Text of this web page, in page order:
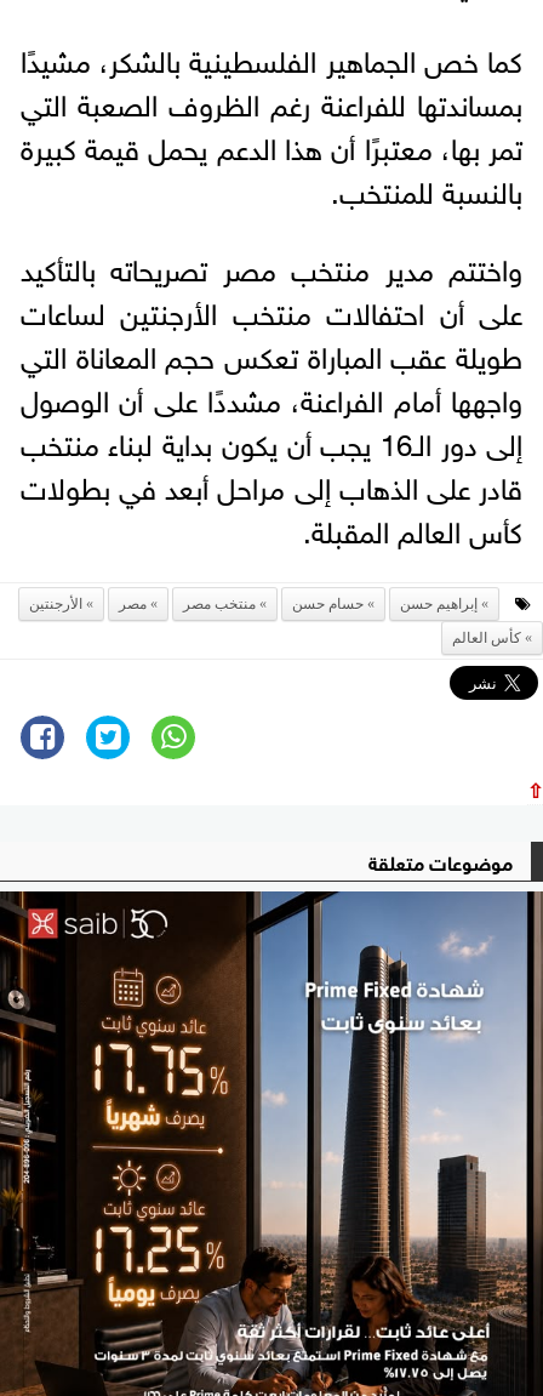
كما خص الجماهير الفلسطينية بالشكر، مشيدًا
بمساندتها للفراعنة رغم الظروف الصعبة التي
تمر بها، معتبرًا أن هذا الدعم يحمل قيمة كبيرة
بالنسبة للمنتخب.
واختتم مدير منتخب مصر تصريحاته بالتأكيد
على أن احتفالات منتخب الأرجنتين لساعات
طويلة عقب المباراة تعكس حجم المعاناة التي
واجهها أمام الفراعنة، مشددًا على أن الوصول
إلى دور الـ16 يجب أن يكون بداية لبناء منتخب
قادر على الذهاب إلى مراحل أبعد في بطولات
كأس العالم المقبلة.
إبراهيم حسن حسام حسن منتخب مصر مصر
الأرجنتين
كأس العالم
⇧
موضوعات متعلقة